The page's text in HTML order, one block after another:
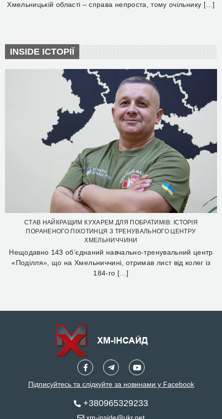
Хмельницькій області – справа непроста, тому очільнику […]
INSIDE ІСТОРІЇ
СТАВ НАЙКРАЩИМ КУХАРЕМ ДЛЯ ПОБРАТИМІВ: ІСТОРІЯ
ПОРАНЕНОГО ПІХОТИНЦЯ З ТРЕНУВАЛЬНОГО ЦЕНТРУ
ХМЕЛЬНИЧЧИНИ
Нещодавно 143 об’єднаний навчально-тренувальний центр
«Поділля», що на Хмельниччині, отримав лист від колег із
184-го […]
Підписуйтесь та слідкуйте за новинами у Facebook
+380965329233